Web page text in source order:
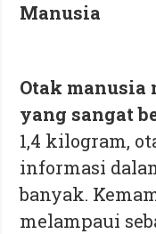
Manusia
Otak
yang sangat
1,4 kilogram,
informasi
banyak.
melampaui